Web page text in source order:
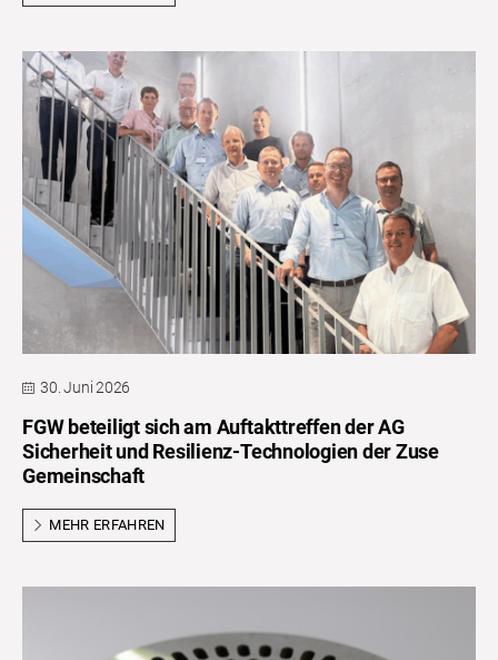
30. Juni 2026
FGW beteiligt sich am Auftakttreffen der AG
Sicherheit und Resilienz-Technologien der Zuse
Gemeinschaft
MEHR ERFAHREN